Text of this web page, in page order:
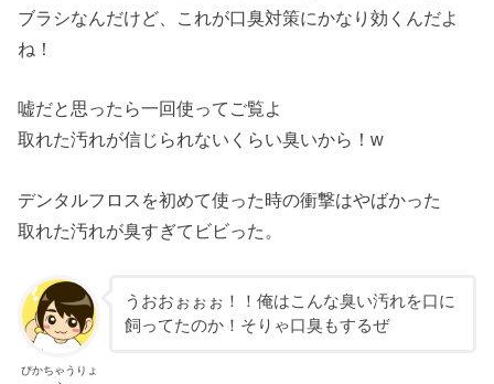
ブラシなんだけど、これが口臭対策にかなり効くんだよ
ね！
嘘だと思ったら一回使ってご覧よ
取れた汚れが信じられないくらい臭いから！w
デンタルフロスを初めて使った時の衝撃はやばかった
取れた汚れが臭すぎてビビった。
ぴかちゃうりょ
うおおぉぉぉ！！俺はこんな臭い汚れを口に
飼ってたのか！そりゃ口臭もするぜ